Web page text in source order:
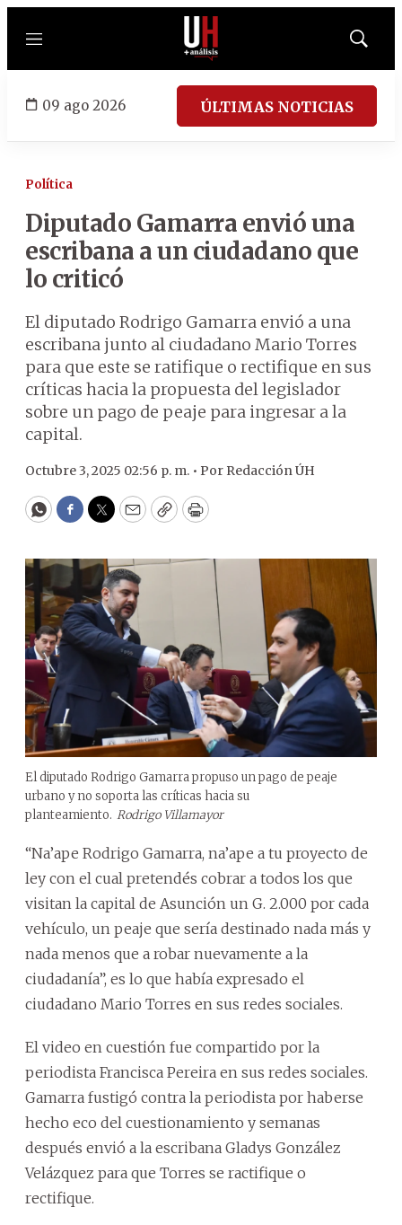
Menú
Mostrar
09 ago 2026 ÚLTIMAS NOTICIAS
Política
Diputado Gamarra envió una
escribana a un ciudadano que
lo criticó
El diputado Rodrigo Gamarra envió a una
escribana junto al ciudadano Mario Torres
para que este se ratifique o rectifique en sus
críticas hacia la propuesta del legislador
sobre un pago de peaje para ingresar a la
capital.
Octubre 3, 2025 02:56 p. m. • Por Redacción ÚH
WhatsApp
Facebook
Twitter
EmailCopyPrint
El diputado Rodrigo Gamarra propuso un pago de peaje
urbano y no soporta las críticas hacia su
planteamiento. Rodrigo Villamayor
“Na’ape Rodrigo Gamarra, na’ape a tu proyecto de
ley con el cual pretendés cobrar a todos los que
visitan la capital de Asunción un G. 2.000 por cada
vehículo, un peaje que sería destinado nada más y
nada menos que a robar nuevamente a la
ciudadanía”, es lo que había expresado el
ciudadano Mario Torres en sus redes sociales.
El video en cuestión fue compartido por la
periodista Francisca Pereira en sus redes sociales.
Gamarra fustigó contra la periodista por haberse
hecho eco del cuestionamiento y semanas
después envió a la escribana Gladys González
Velázquez para que Torres se ractifique o
rectifique.